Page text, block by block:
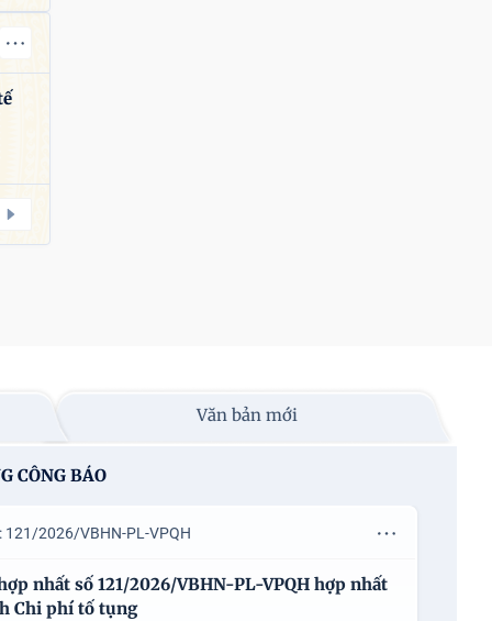
Văn bản mới
CÔNG BÁO
121/2026/VBHN-PL-VPQH
nhất số 121/2026/VBHN-PL-VPQH hợp nhất
Chi phí tố tụng